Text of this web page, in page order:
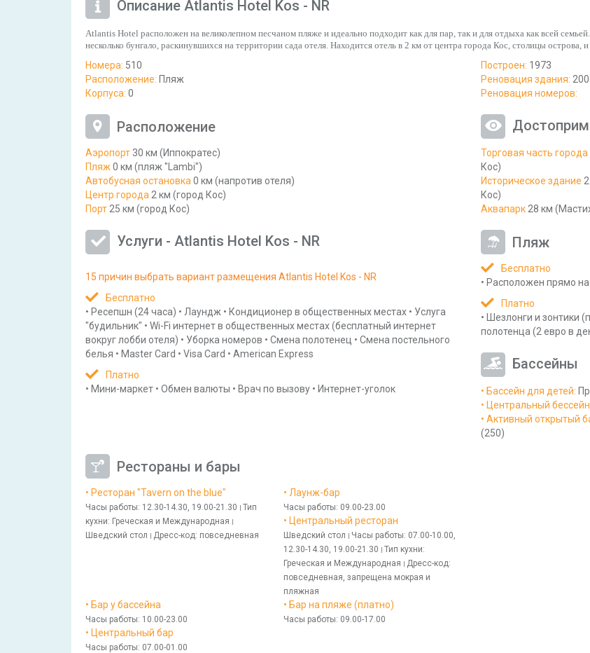
Описание Atlantis Hotel Kos - NR
Atlantis Hotel расположен на великолепном песчаном пляже и идеально подходит как для пар, так и для отдыха как всей
несколько бунгало, раскинувшихся на территории сада отеля. Находится отель в 2 км от центра города Кос, столицы
Номера: 510
Расположение: Пляж
Корпуса: 0
Построен: 1973
Реновация здания:
Реновация номеров:
Расположение
Аэропорт 30 км (Иппократес)
Пляж 0 км (пляж "Lambi")
Автобусная остановка 0 км (напротив отеля)
Центр города 2 км (город Кос)
Порт 25 км (город Кос)
Торговая часть города
Кос)
Историческое здание
Кос)
Аквапарк 28 км
Услуги - Atlantis Hotel Kos - NR
15 причин выбрать вариант размещения Atlantis Hotel Kos - NR
Бесплатно
• Ресепшн (24 часа) • Лаундж • Кондиционер в общественных местах • Услуга
"будильник" • Wi-Fi интернет в общественных местах(бесплатный интернет
вокруг лобби отеля) • Уборка номеров • Смена полотенец • Смена постельного
белья • Master Card • Visa Card • American Express
Платно
• Мини-маркет • Обмен валюты • Врач по вызову • Интернет-уголок
Пляж
Бесплатно
• Расположен прямо
Платно
•
Шезлонги и зонтики
полотенца (2 евро в
Бассейны
• Бассейн для детей:
• Центральный бессейн
• Активный открытый
(250)
Рестораны и бары
• Ресторан "Tavern on the blue"
Часы работы: 12.30-14.30, 19.00-21.30
Тип
кухни: Греческая и Международная
Шведский стол Дресс-код: повседневная
• Лаунж-бар
Часы работы: 09.00-23.00
• Центральный ресторан
Шведский стол Часы работы: 07.00-10.00,
12.30-14.30, 19.00-21.30
Тип кухни:
Греческая и Международная
Дресс-код:
повседневная, запрещена мокрая и
пляжная
• Бар у бассейна
Часы работы: 10.00-23.00
• Бар на пляже (платно)
Часы работы: 09.00-17.00
• Центральный бар
Часы работы: 07.00-01.00